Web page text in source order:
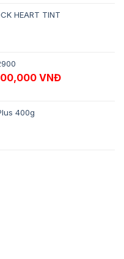
HEART TINT
gốc là: 4,790,000 VNĐ.
VNĐGiá hiện tại
400g